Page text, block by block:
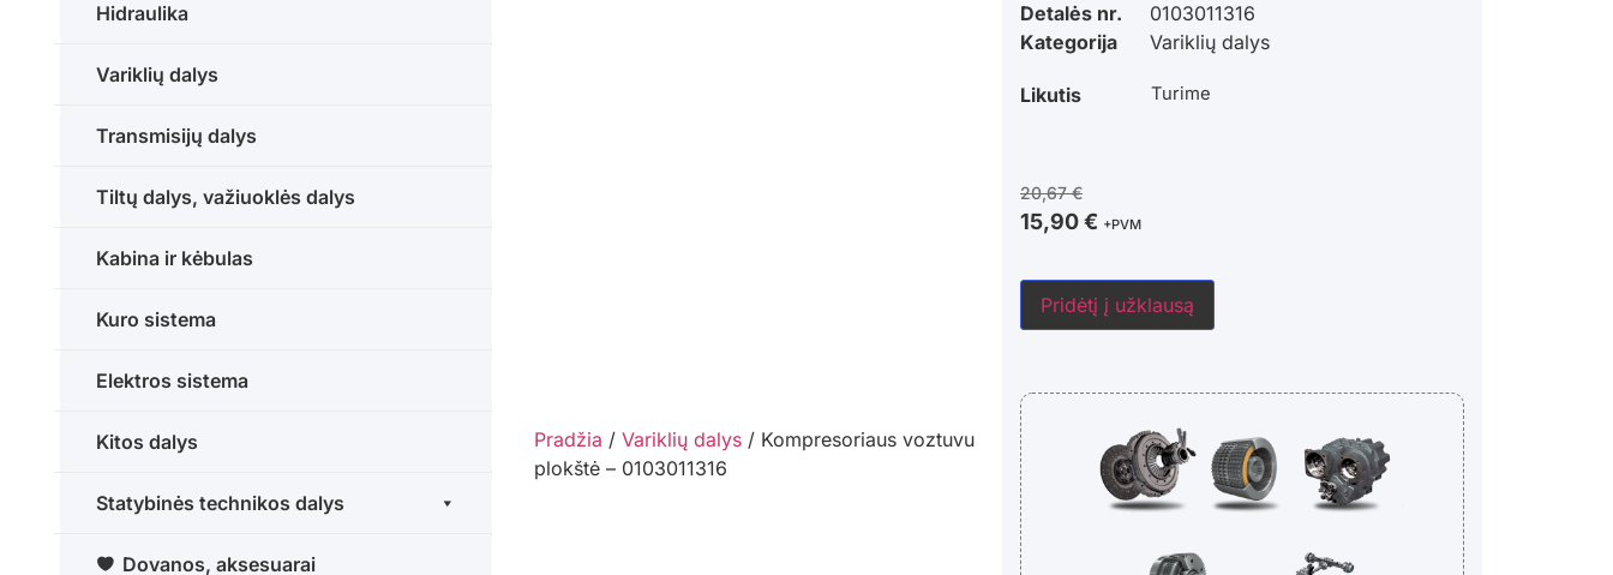
Hidraulika
Variklių dalys
Transmisijų dalys
Tiltų dalys, važiuoklės dalys
Kabina ir kėbulas
Kuro sistema
Elektros sistema
Kitos dalys
Statybinės technikos dalys
Dovanos, aksesuarai
Pradžia / Variklių dalys/ Kompresoriaus voztuvu
plokštė – 0103011316
Detalės nr.
0103011316
Kategorija
Variklių dalys
Likutis Turime
20,67€
15,90€ +PVM
Pridėtį į užklausą